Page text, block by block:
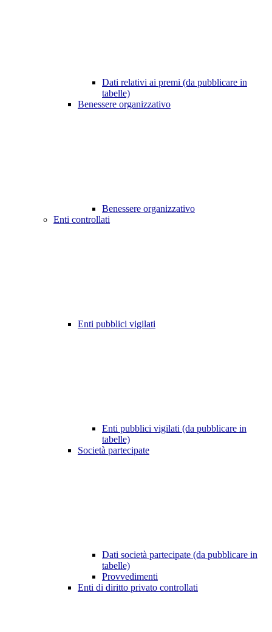
Dati relativi ai premi (da pubblicare in
tabelle)
Benessere organizzativo
Benessere organizzativo
Enti controllati
Enti pubblici vigilati
Enti pubblici vigilati (da pubblicare in
tabelle)
Società partecipate
Dati società partecipate (da pubblicare in
tabelle)
Provvedimenti
Enti di diritto privato controllati